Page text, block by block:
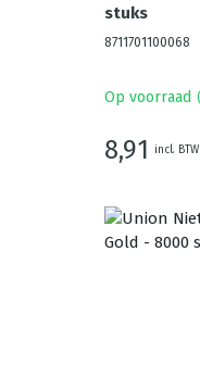
stuks
8711701100068
Op voorraad
8,91 incl. BTW